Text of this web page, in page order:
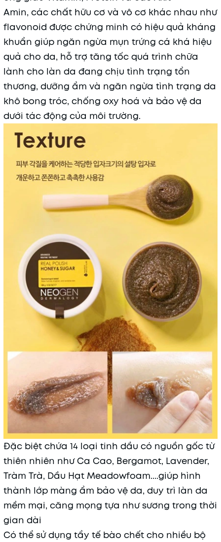
Amin, các chất hữu cơ và vô cơ khác nhau như
flavonoid được chứng minh có hiệu quả kháng
khuẩn giúp ngăn ngừa mụn trứng cá khá hiệu
quả cho da, hỗ trợ tăng tốc quá trình chữa
lành cho làn da đang chịu tình trạng tổn
thương, dưỡng ẩm và ngăn ngừa tình trạng da
khô bong tróc, chống oxy hoá và bảo vệ da
dưới tác động của môi trường.
Đặc biệt chứa 14 loại tinh dầu có nguồn gốc từ
thiên nhiên như Ca Cao, Bergamot, Lavender,
Tràm Trà, Dầu Hạt Meadowfoam....giúp hình
thành lớp màng ẩm bảo vệ da, duy trì làn da
mềm mại, căng mọng tựa như sương trong thời
gian dài
Có thể sử dụng tẩy tế bào chết cho nhiều bộ